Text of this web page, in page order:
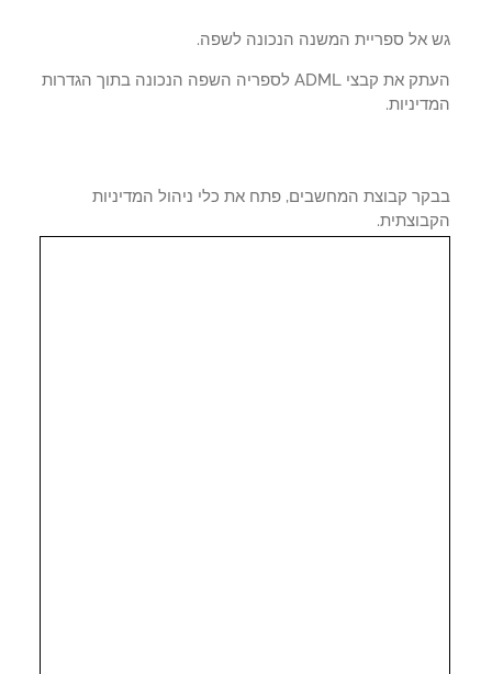
אל ספריית המשנה הנכונה לשפה.
העתק את קבצי ADML לספריה השפה הנכונה בתוך הגדרות
קבוצת המחשבים, פתח את כלי ניהול המדיניות